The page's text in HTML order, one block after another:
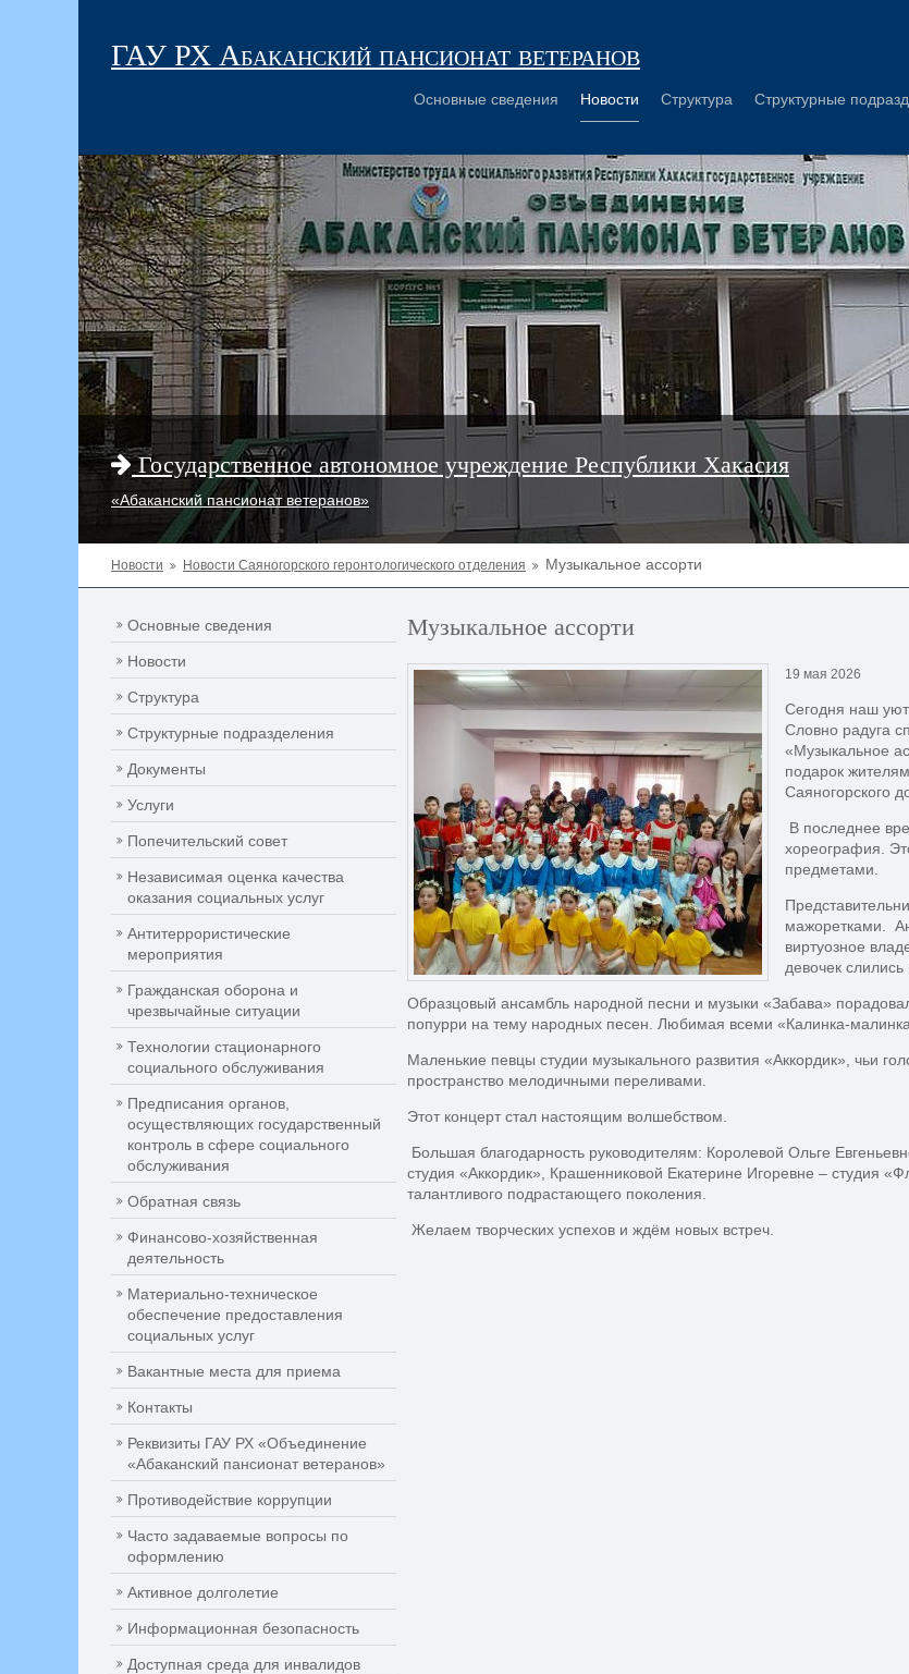
ГАУ РХ Абаканский пансионат ветеранов
Основные сведения Новости Структура Структурные
Государственное автономное учреждение Республики Хакасия
«Абаканский пансионат ветеранов»
Новости Новости Саяногорского геронтологического отделения Музыкальное ассорти
Основные сведения
Новости
Структура
Структурные подразделения
Документы
Услуги
Попечительский совет
Независимая оценка качества
оказания социальных услуг
Антитеррористические
мероприятия
Гражданская оборона и
чрезвычайные ситуации
Технологии стационарного
социального обслуживания
Предписания органов,
осуществляющих государственный
контроль в сфере социального
обслуживания
Обратная связь
Финансово-хозяйственная
деятельность
Материально-техническое
обеспечение предоставления
социальных услуг
Вакантные места для приема
Контакты
Реквизиты ГАУ РХ «Объединение
«Абаканский пансионат ветеранов»
Противодействие коррупции
Часто задаваемые вопросы по
оформлению
Активное долголетие
Информационная безопасность
Доступная среда для инвалидов
Музыкальное ассорти
19 мая 2026
Сегодня наш
Словно радуга
«Музыкальное
подарок
Саяногорского
В последнее
хореография.
предметами.
мажоретками.
виртуозное
девочек
Образцовый ансамбль народной песни и музыки «Забава»
попурри на тему народных песен. Любимая всеми «Калинка-
Маленькие певцы студии музыкального развития «Аккордик», чьи
пространство мелодичными переливами.
Этот концерт стал настоящим волшебством.
Большая благодарность руководителям: Королевой Ольге
студия «Аккордик», Крашенниковой Екатерине Игоревне – студия
талантливого подрастающего поколения.
Желаем творческих успехов и ждём новых встреч.